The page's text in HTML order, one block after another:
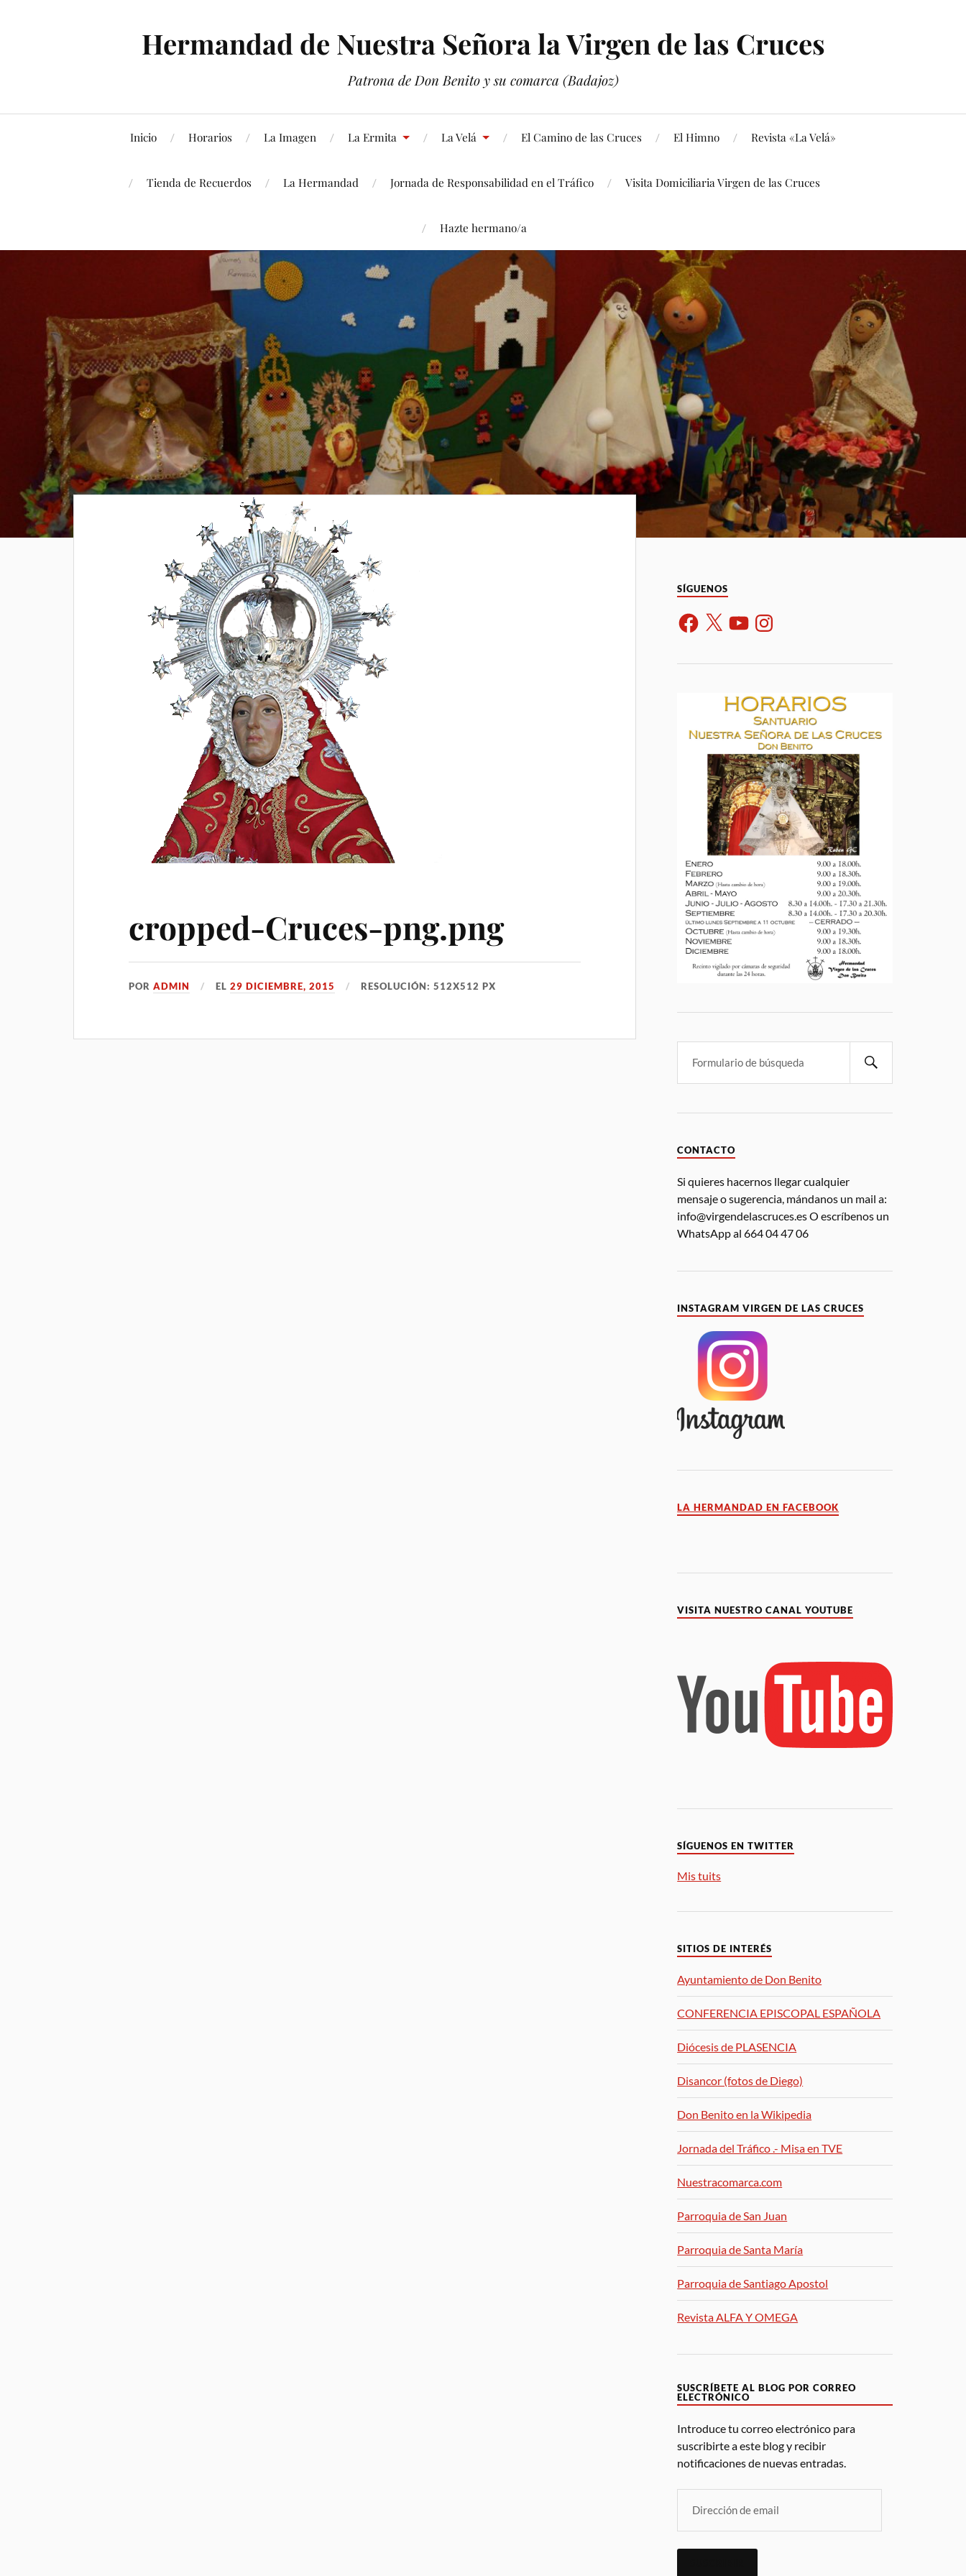
Hermandad de Nuestra Señora la Virgen de las Cruces
Patrona de Don Benito y su comarca (Badajoz)
Inicio Horarios La Imagen La Ermita La Velá El Camino de las Cruces El Himno Revista «La Velá»
Tienda de Recuerdos La Hermandad Jornada de Responsabilidad en el Tráfico Visita Domiciliaria Virgen de las Cruces
Hazte hermano/a
cropped-Cruces-png.png
PORADMIN EL29 DICIEMBRE, 2015 RESOLUCIÓN: 512X512 PX
SÍGUENOS
CONTACTO
Si quieres hacernos llegar cualquier
mensaje o sugerencia, mándanos un mail a:
info@virgendelascruces.es O escríbenos un
WhatsApp al 664 04 47 06
INSTAGRAM VIRGEN DE LAS CRUCES
LA HERMANDAD EN FACEBOOK
VISITA NUESTRO CANAL YOUTUBE
SÍGUENOS EN TWITTER
Mis tuits
SITIOS DE INTERÉS
Ayuntamiento de Don Benito
CONFERENCIA EPISCOPAL ESPAÑOLA
Diócesis de PLASENCIA
Disancor (fotos de Diego)
Don Benito en la Wikipedia
Jornada del Tráfico .- Misa en TVE
Nuestracomarca.com
Parroquia de San Juan
Parroquia de Santa María
Parroquia de Santiago Apostol
Revista ALFA Y OMEGA
SUSCRÍBETE AL BLOG POR CORREO
ELECTRÓNICO
Introduce tu correo electrónico para
suscribirte a este blog y recibir
notificaciones de nuevas entradas.